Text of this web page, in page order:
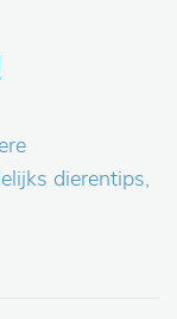
dierentips,